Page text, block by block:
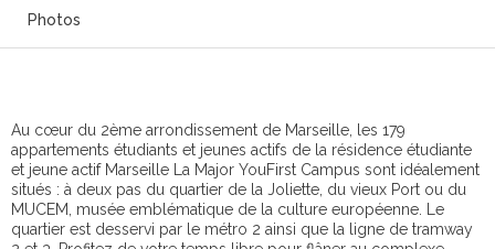
Photos
Au cœur du 2ème arrondissement de Marseille, les 179
appartements étudiants et jeunes actifs de la résidence étudiante
et jeune actif Marseille La Major YouFirst Campus sont idéalement
situés : à deux pas du quartier de la Joliette, du vieux Port ou du
MUCEM, musée emblématique de la culture européenne. Le
quartier est desservi par le métro 2 ainsi que la ligne de tramway